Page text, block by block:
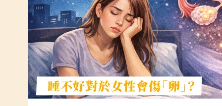
好
眠
音
樂